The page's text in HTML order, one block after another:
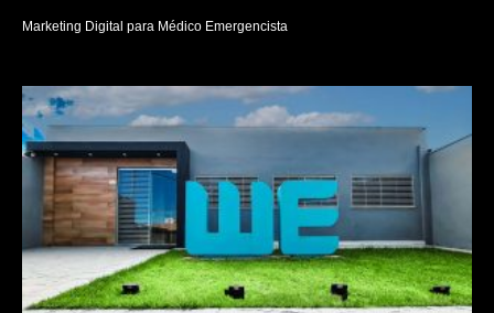
Marketing Digital para Médico Emergencista